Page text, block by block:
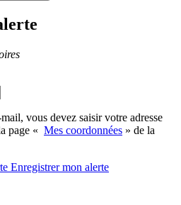
vous devez saisir votre adresse
page « Mes coordonnées » de la
Enregistrermon alerte